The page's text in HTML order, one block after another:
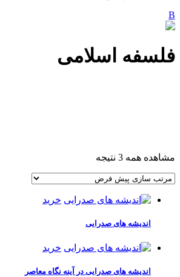
فلسفه اسلامی
مشاهده همه 3 نتیجه
خرید
اندیشه های صدرایی
خرید
اندیشه های صدرایی در آینه نگاه معاصر